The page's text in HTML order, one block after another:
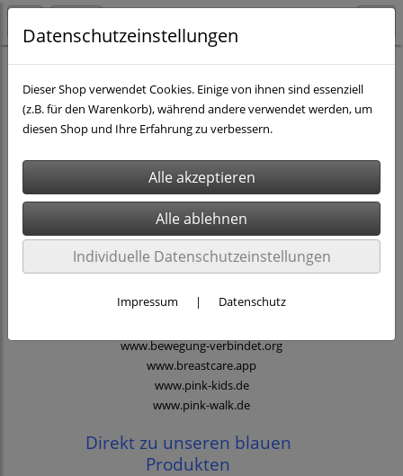
Blue & Pink Charity-
Shop
Sie können sich gezielt für Produkte im Bereich Pink
Ribbon, Brustkrebs, oder Blue Ribbon,
Prostatakrebs, entscheiden.
Mit jedem Einkauf unterstützen Sie unsere
vielfältigen Kommunikationsmaßnahmen.
www.blue-charity.de
www.bewegung-verbindet.org
www.breastcare.app
www.pink-kids.de
www.pink-walk.de
Direkt zu unseren blauen
Produkten
Datenschutzeinstellungen
Dieser Shop verwendet Cookies. Einige von ihnen sind essenziell
(z.B. für den Warenkorb), während andere verwendet werden, um
diesen Shop und Ihre Erfahrung zu verbessern.
Individuelle Datenschutzeinstellungen
Impressum | Datenschutz